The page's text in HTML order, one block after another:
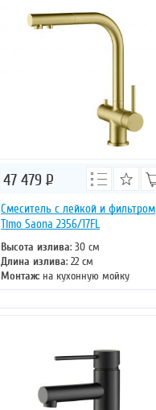
Смеситель с лейкой и фильтром
Timo Saona 2356/17FL
Высота излива: 30 см
Длина излива: 22 см
Монтаж: на кухонную мойку
Тип излива: поворотный
Управление: однорычажное
47 479 Р